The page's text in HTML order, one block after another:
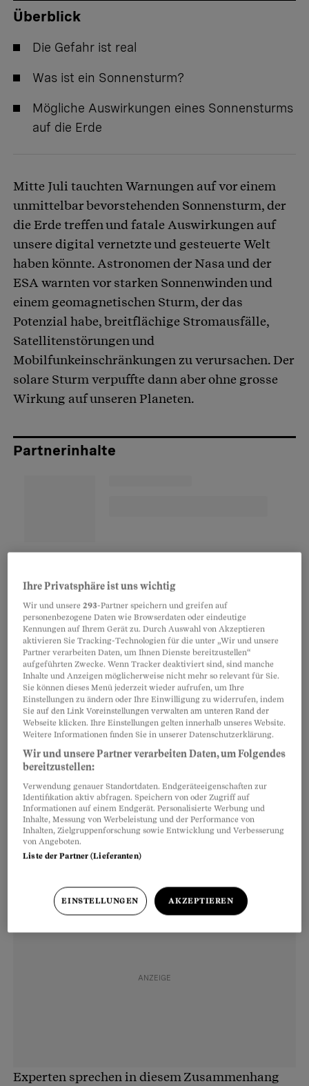
Artikel teilen
Überblick
Die Gefahr ist real
Was ist ein Sonnensturm?
Mögliche Auswirkungen eines Sonnensturms
auf die Erde
Mitte Juli tauchten Warnungen auf vor einem
unmittelbar bevorstehenden Sonnensturm, der
die Erde treffen und fatale Auswirkungen auf
unsere digital vernetzte und gesteuerte Welt
haben könnte. Astronomen der Nasa und der
ESA warnten vor starken Sonnenwinden und
einem geomagnetischen Sturm, der das
Potenzial habe, breitflächige Stromausfälle,
Satellitenstörungen und
Mobilfunkeinschränkungen zu verursachen. Der
solare Sturm verpuffte dann aber ohne grosse
Wirkung auf unseren Planeten.
Partnerinhalte
Doch die Gefahr ist real. Denn vor einem Jahr hat
ein neuer elfjähriger Sonnenzyklus begonnen.
Die Sonne erwacht aus einer ruhigen Phase, und
ihre Oberfläche brodelt wieder deutlich stärker,
bis voraussichtlich 2025 das nächste
sogenannte solare Maximum erreicht ist und die
Sonne danach wieder ruhiger wird. In den
kommenden Monaten und Jahren steigt damit
das Risiko von Eruptionen und Sonnenstürmen,
deren Auswirkungen auch die Erde treffen
können.
Experten sprechen in diesem Zusammenhang
Ihre Privatsphäre ist uns wichtig
Wir und unsere293-Partner speichern und greifen auf
personenbezogene Daten wie Browserdaten oder eindeutige
Kennungen auf Ihrem Gerät zu. Durch Auswahl von Akzeptieren
aktivieren Sie Tracking-Technologien für die unter „Wir und unsere
Partner verarbeiten Daten, um Ihnen Dienste bereitzustellen“
aufgeführten Zwecke. Wenn Tracker deaktiviert sind, sind manche
Inhalte und Anzeigen möglicherweise nicht mehr so relevant für Sie.
Sie können dieses Menü jederzeit wieder aufrufen, um Ihre
Einstellungen zu ändern oder Ihre Einwilligung zu widerrufen, indem
Sie auf den Link Voreinstellungen verwalten am unteren Rand der
Webseite klicken. Ihre Einstellungen gelten innerhalb unseres Website.
Weitere Informationen finden Sie in unserer Datenschutzerklärung.
Wir und unsere Partner verarbeiten Daten, um Folgendes
bereitzustellen:
Verwendung genauer Standortdaten. Endgeräteeigenschaften zur
Identifikation aktiv abfragen. Speichern von oder Zugriff auf
Informationen auf einem Endgerät. Personalisierte Werbung und
Inhalte, Messung von Werbeleistung und der Performance von
Inhalten, Zielgruppenforschung sowie Entwicklung und Verbesserung
von Angeboten.
Liste der Partner (Lieferanten)
EINSTELLUNGEN AKZEPTIEREN